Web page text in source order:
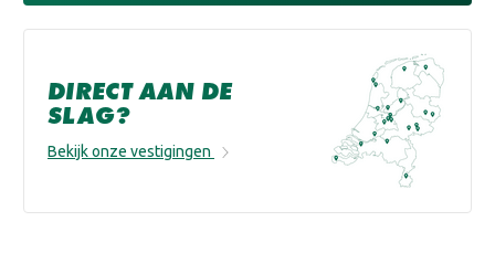
DIRECT AAN DE
SLAG?
Bekijk onze vestigingen